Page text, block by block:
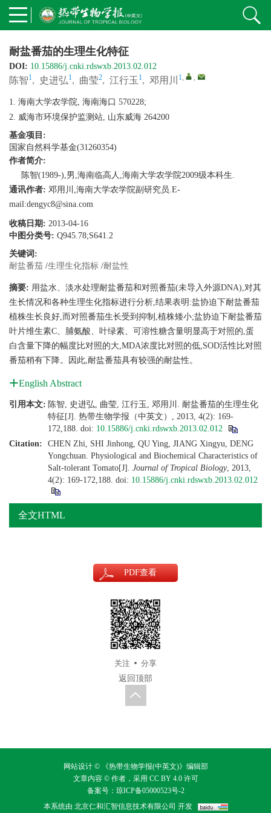
耐盐番茄的生理生化特征
DOI: 10.15886/j.cnki.rdswxb.2013.02.012
陈智1, 史进弘1, 曲莹2, 江行玉 1, 邓用川 1, ,
1. 海南大学农学院, 海南海口 570228;
2. 威海市环境保护监测站, 山东威海 264200
基金项目:
国家自然科学基金(31260354)
作者简介:
陈智(1989-),男,海南临高人,海南大学农学院2009级本科生.
通讯作者: 邓用川,海南大学农学院副研究员.E-
mail:dengyc8@sina.com
收稿日期: 2013-04-16
中图分类号: Q945.78;S641.2
关键词:
耐盐番茄 /生理生化指标 /耐盐性
摘要: 用盐水、淡水处理耐盐番茄和对照番茄(未导入外源DNA),对其
生长情况和各种生理生化指标进行分析,结果表明:盐协迫下耐盐番茄
植株生长良好,而对照番茄生长受到抑制,植株矮小;盐协迫下耐盐番茄
叶片维生素C、脯氨酸、叶绿素、可溶性糖含量明显高于对照的,蛋
白含量下降的幅度比对照的大,MDA浓度比对照的低,SOD活性比对照
番茄稍有下降。因此,耐盐番茄具有较强的耐盐性。
English Abstract
引用本文: 陈智, 史进弘, 曲莹, 江行玉, 邓用川. 耐盐番茄的生理生化
特征[J]. 热带生物学报（中英文）, 2013, 4(2): 169-
172,188. doi: 10.15886/j.cnki.rdswxb.2013.02.012
Citation:
CHEN Zhi, SHI Jinhong, QU Ying, JIANG Xingyu, DENG
Yongchuan. Physiological and Biochemical Characteristics of
Salt-tolerant Tomato[J]. Journal of Tropical Biology, 2013,
4(2): 169-172,188. doi: 10.15886/j.cnki.rdswxb.2013.02.012
全文HTML
PDF查看
关注
分享
返回顶部
网站设计 © 《热带生物学报(中英文)》编辑部
文章内容 © 作者，采用 CC BY 4.0许可
备案号： 琼ICP备05000523号-2
本系统由 北京仁和汇智信息技术有限公司 开发